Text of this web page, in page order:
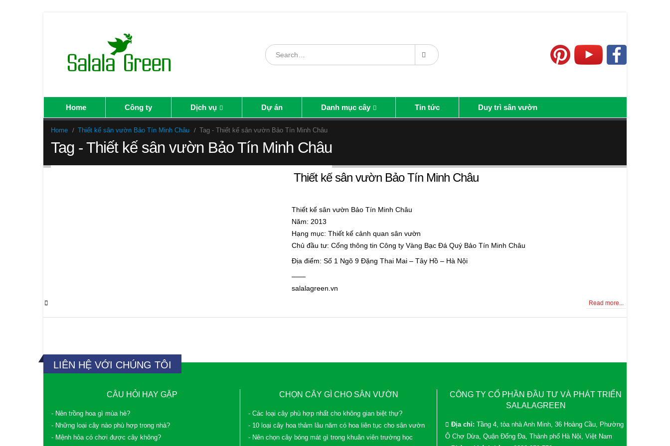
Home Công ty Dịch vụ Dự án Danh mục cây Tin tức Duy trì sân vườn
Home Thiết kế sân vườn Bảo Tín Minh Châu Tag - Thiết kế sân vườn Bảo Tín Minh Châu
Tag - Thiết kế sân vườn Bảo Tín Minh Châu
Thiết kế sân vườn Bảo Tín Minh Châu
Thiết kế sân vườn Bảo Tín Minh Châu
Năm: 2013
Hạng mục: Thiết kế cảnh quan sân vườn
Chủ đầu tư: Cổng thông tin Công ty Vàng Bạc Đá Quý Bảo Tín Minh Châu
Địa điểm: Số 1 Ngõ 9 Đặng Thai Mai – Tây Hồ – Hà Nội
——
salalagreen.vn
Read more...
LIÊN HỆ VỚI CHÚNG TÔI
CÂU HỎI HAY GẶP
- Nên trồng hoa gì mùa hè?
- Những loại cây nào phù hợp trong nhà?
- Mệnh hỏa có chơi được cây không?
CHỌN CÂY GÌ CHO SÂN VƯỜN
- Các loại cây phù hợp nhất cho không gian biệt thự?
- 10 loại cây hoa thảm lâu năm có hoa liên tục cho sân vườn
- Nên chọn cây bóng mát gì trong khuân viên trường học
CÔNG TY CỔ PHẦN ĐẦU TƯ VÀ PHÁT TRIỂN
SALALAGREEN
Địa chỉ:
Tầng 4, tòa nhà Anh Minh, 36 Hoàng Cầu, Phường
Ô Chợ Dừa, Quận Đống Đa, Thành phố Hà Nội, Việt Nam